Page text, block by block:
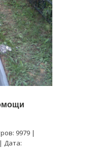
9979 |
| Дата: